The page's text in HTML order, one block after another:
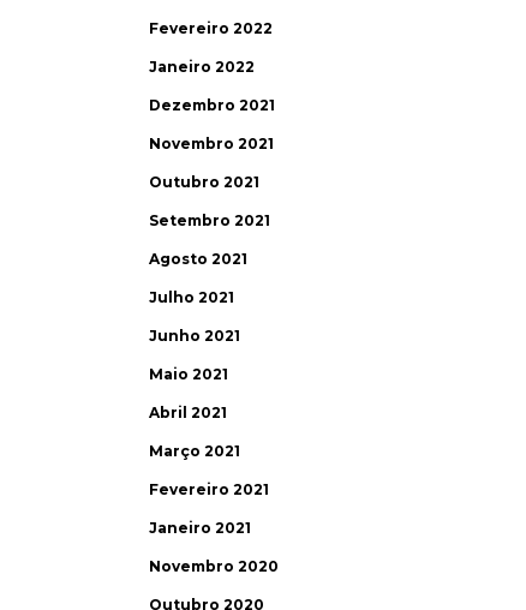
Fevereiro 2022
Janeiro 2022
Dezembro 2021
Novembro 2021
Outubro 2021
Setembro 2021
Agosto 2021
Julho 2021
Junho 2021
Maio 2021
Abril 2021
Março 2021
Fevereiro 2021
Janeiro 2021
Novembro 2020
Outubro 2020